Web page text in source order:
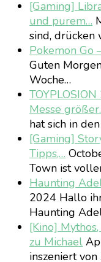
[Gaming]
und purem…
sind, drücken
Pokemon Go
Guten
Woche…
Messe
hat sich in
[Gaming]
Tipps,…
Town ist
Haunting
2024 Hallo
Haunting
[Kino]
zu Michael
inszeniert